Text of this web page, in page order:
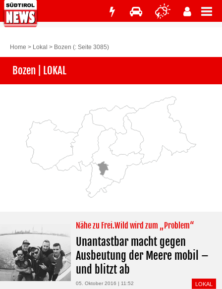
Home > Lokal > Bozen (: Seite 3085)
Bozen | LOKAL
Nähe zu Frei.Wild wird zum „Problem“
Unantastbar macht gegen
Ausbeutung der Meere mobil –
und blitzt ab
05. Oktober 2016 | 11:52 LOKAL